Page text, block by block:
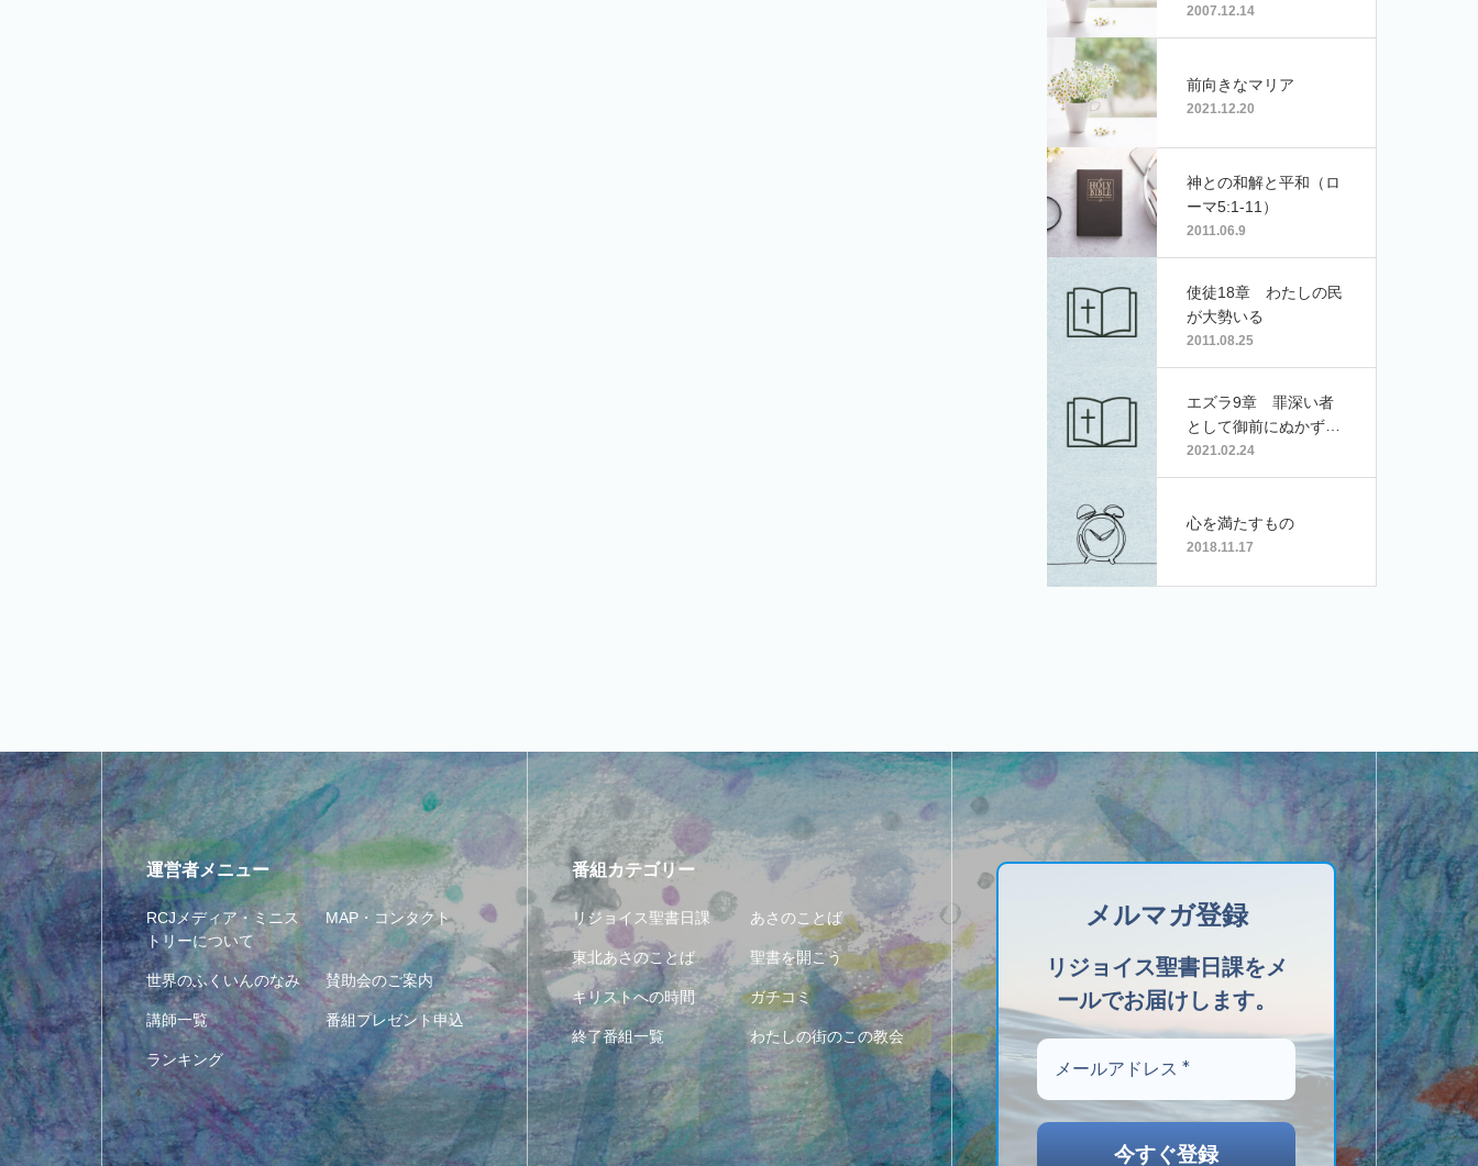
2007.12.14
前向きなマリア
2021.12.20
神との和解と平和（ロ
ーマ5:1-11）
2011.06.9
使徒18章 わたしの民
が大勢いる
2011.08.25
エズラ9章 罪深い者
として御前にぬかずく
者の光
2021.02.24
心を満たすもの
2018.11.17
運営者メニュー
RCJメディア・ミニス
トリーについて
MAP・コンタクト
世界のふくいんのなみ 賛助会のご案内
講師一覧 番組プレゼント申込
ランキング
番組カテゴリー
リジョイス聖書日課 あさのことば
東北あさのことば 聖書を開こう
キリストへの時間 ガチコミ
終了番組一覧 わたしの街のこの教会
メルマガ登録
リジョイス聖書日課をメ
ールでお届けします。